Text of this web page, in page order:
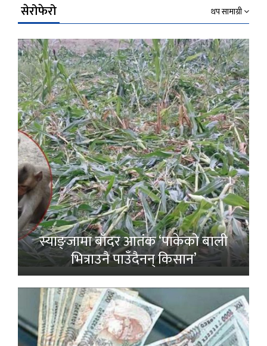
सेरोफेरो थप सामाग्री
स्याङ्जामा बाँदर आतंक ‘पाकेको बाली
भित्राउनै पाउँदैनन् किसान’